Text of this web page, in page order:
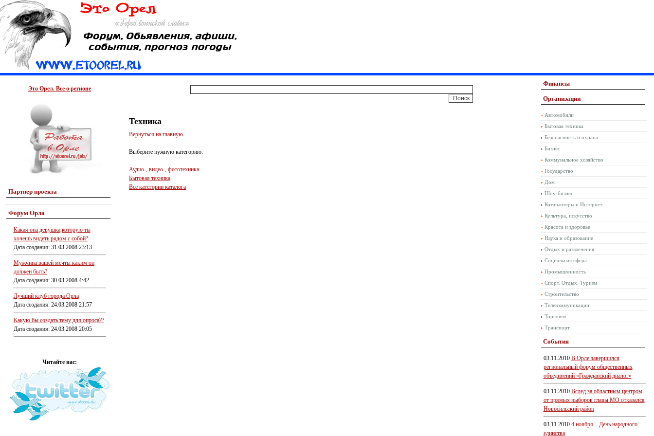
Это Орел. Все о регионе
Партнер проекта
Форум Орла
Какая она девушка,которую ты
хочешь видеть рядом с собой?
Дата создания: 31.03.2008 23:13
Мужчина вашей мечты каким он
должен быть?
Дата создания: 30.03.2008 4:42
Лучший клуб города Орла
Дата создания: 24.03.2008 21:57
Какую бы создать тему для опроса??
Дата создания: 24.03.2008 20:05
Читайте нас:
Техника
Вернуться на главную
Выберите нужную категорию:
Аудио-, видео-, фототехника
Бытовая техника
Все категории каталога
Финансы
Организации
Автомобили
Бытовая техника
Безопасность и охрана
Бизнес
Коммунальное хозяйство
Государство
Дом
Шоу-бизнес
Компьютеры и Интернет
Культура, искусство
Красота и здоровье
Наука и образование
Отдых и развлечения
Социальная сфера
Промышленность
Спорт. Отдых. Туризм
Строительство
Телекоммуникации
Торговля
Транспорт
События
03.11.2010 В Орле завершился
региональный форум общественных
объединений «Гражданский диалог»
03.11.2010 Вслед за областным центром
от прямых выборов главы МО отказался
Новосильский район
03.11.2010 4 ноября – День народного
единства